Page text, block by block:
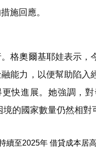
施回應。
格奧爾基耶娃表示，
能力，以便幫助陷入
快進展。她強調，
的國家數量仍然相對